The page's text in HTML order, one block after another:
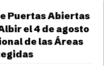
Puertas Abiertas
el 4 de agosto
de las Áreas